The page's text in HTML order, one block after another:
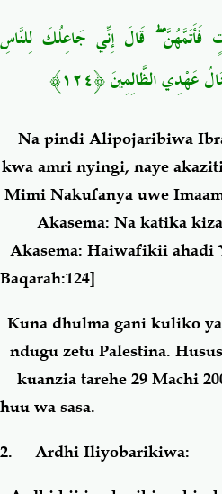
فَأَتَمَّهُنَّ ۖ قَالَ إِنِّي جَاعِلُكَ لِلنَّاسِ
عَهْدِي الظَّالِمِينَ ﴿١٢٤﴾
Na pindi Alipojaribiwa
kwa amri nyingi, naye
Mimi Nakufanya uwe
Akasema: Na katika
Akasema: Haiwafikii ahadi
Baqarah:124]
Kuna dhulma gani kuliko
ndugu zetu Palestina.
kuanzia tarehe 29 Machi
huu wa sasa.
2. Ardhi Iliyobarikiwa: